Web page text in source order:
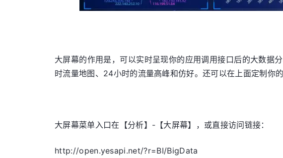
大屏幕的作用是，可以实时呈现你的应用调用接口后的大数据
时流量地图、24小时的流量高峰和仿好。还可以在上面定制你
大屏幕菜单入口在【分析】-【大屏幕】，或直接访问链接：
http://open.yesapi.net/?r=BI/BigData